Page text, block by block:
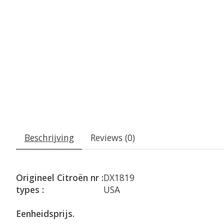
Beschrijving Reviews (0)
Origineel Citroën nr :DX1819
types :
USA
Eenheidsprijs.